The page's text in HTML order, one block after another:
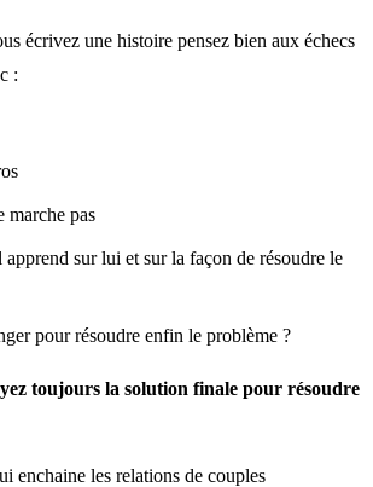
écrivez une histoire pensez bien aux échecs
:
marche pas
apprend sur lui et sur la façon de résoudre le
pour résoudre enfin le problème ?
toujours la solution finale pour résoudre
enchaine les relations de couples